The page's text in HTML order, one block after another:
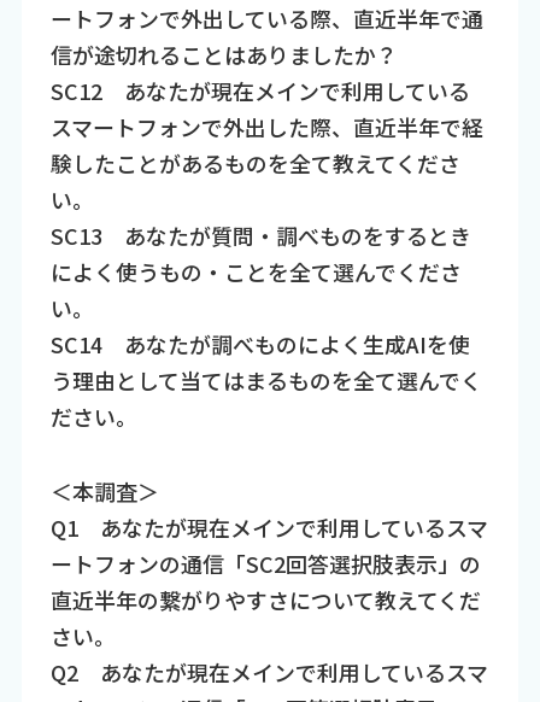
ートフォンで外出している際、直近半年で通
信が途切れることはありましたか？
SC12 あなたが現在メインで利用している
スマートフォンで外出した際、直近半年で経
験したことがあるものを全て教えてくださ
い。
SC13 あなたが質問・調べものをするとき
によく使うもの・ことを全て選んでくださ
い。
SC14 あなたが調べものによく生成AIを使
う理由として当てはまるものを全て選んでく
ださい。
＜本調査＞
Q1 あなたが現在メインで利用しているスマ
ートフォンの通信「SC2回答選択肢表示」の
直近半年の繋がりやすさについて教えてくだ
さい。
Q2 あなたが現在メインで利用しているスマ